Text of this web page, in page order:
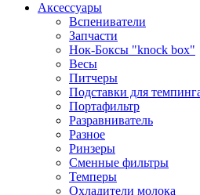
Аксессуары
Вспениватели
Запчасти
Нок-Боксы "knock box"
Весы
Питчеры
Подставки для
Портафильтр
Разравниватель
Разное
Ринзеры
Сменные фильтры
Темперы
Охладители молока